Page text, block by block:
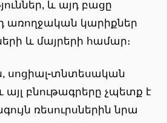
և այդ բացը
առողջական կարիքներ
և մայրերի համար։
սոցիալ-տնտեսական
բնութագրերը չպետք է
ռեսուրսներին նրա